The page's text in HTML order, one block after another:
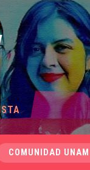
COMUNIDAD UNAM